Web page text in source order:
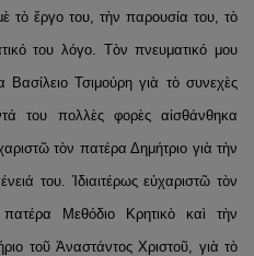
τὸ ἔργο του, τὴν παρουσία του, τὸ
του λόγο. Τὸν πνευματικό μου
Τσιμούρη γιὰ τὸ συνεχὲς
του πολλὲς φορὲς αἰσθάνθηκα
τὸν πατέρα Δημήτριο γιὰ τὴν
του. Ἰδιαιτέρως εὐχαριστῶ τὸν
πατέρα Μεθόδιο Κρητικὸ καὶ τὴν
τοῦ Ἀναστάντος Χριστοῦ, γιὰ τὸ